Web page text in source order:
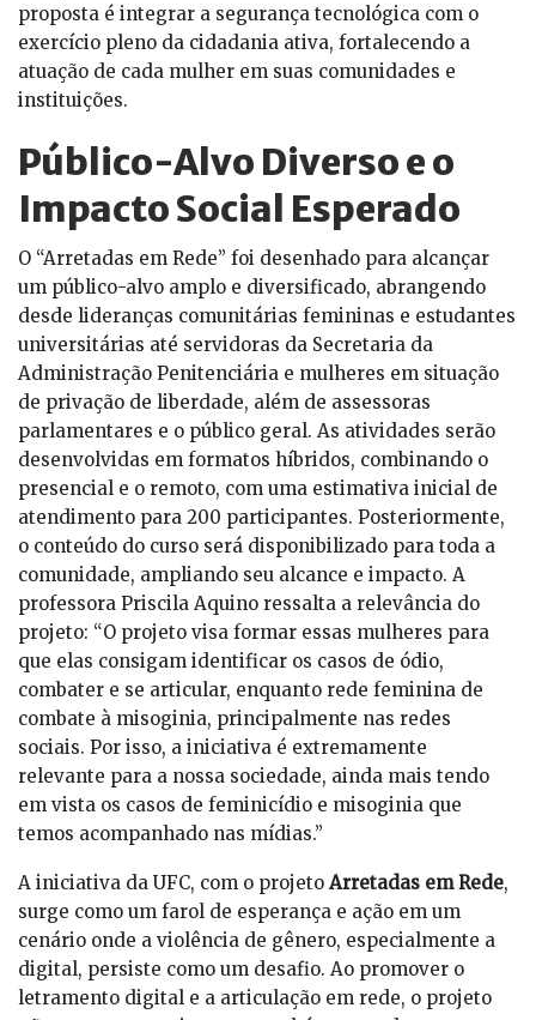
proposta é integrar a segurança tecnológica com o
exercício pleno da cidadania ativa, fortalecendo a
atuação de cada mulher em suas comunidades e
instituições.
Público-Alvo Diverso e o
Impacto Social Esperado
O “Arretadas em Rede” foi desenhado para alcançar
um público-alvo amplo e diversificado, abrangendo
desde lideranças comunitárias femininas e estudantes
universitárias até servidoras da Secretaria da
Administração Penitenciária e mulheres em situação
de privação de liberdade, além de assessoras
parlamentares e o público geral. As atividades serão
desenvolvidas em formatos híbridos, combinando o
presencial e o remoto, com uma estimativa inicial de
atendimento para 200 participantes. Posteriormente,
o conteúdo do curso será disponibilizado para toda a
comunidade, ampliando seu alcance e impacto. A
professora Priscila Aquino ressalta a relevância do
projeto: “O projeto visa formar essas mulheres para
que elas consigam identificar os casos de ódio,
combater e se articular, enquanto rede feminina de
combate à misoginia, principalmente nas redes
sociais. Por isso, a iniciativa é extremamente
relevante para a nossa sociedade, ainda mais tendo
em vista os casos de feminicídio e misoginia que
temos acompanhado nas mídias.”
A iniciativa da UFC, com o projeto Arretadas em Rede,
surge como um farol de esperança e ação em um
cenário onde a violência de gênero, especialmente a
digital, persiste como um desafio. Ao promover o
letramento digital e a articulação em rede, o projeto